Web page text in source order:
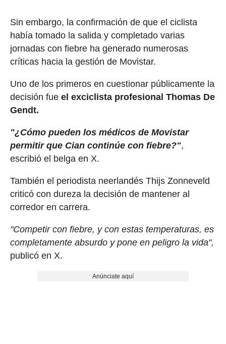
Sin embargo, la confirmación de que el ciclista
había tomado la salida y completado varias
jornadas con fiebre ha generado numerosas
críticas hacia la gestión de Movistar.
Uno de los primeros en cuestionar públicamente la
decisión fue el exciclista profesional Thomas De
Gendt.
"¿Cómo pueden los médicos de Movistar
permitir que Cian continúe con fiebre?",
escribió el belga en X.
También el periodista neerlandés Thijs Zonneveld
criticó con dureza la decisión de mantener al
corredor en carrera.
"Competir con fiebre, y con estas temperaturas, es
completamente absurdo y pone en peligro la vida",
publicó en X.
Anúnciate aquí